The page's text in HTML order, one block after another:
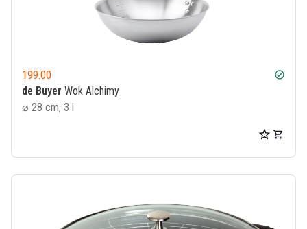
199.00 check_circle
de Buyer Wok Alchimy
⌀ 28 cm, 3 l